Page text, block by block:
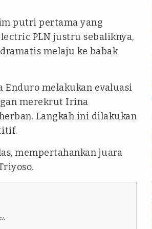
putri pertama yang
PLN justru sebaliknya,
melaju ke babak
Enduro melakukan evaluasi
merekrut Irina
Langkah ini dilakukan
mempertahankan juara